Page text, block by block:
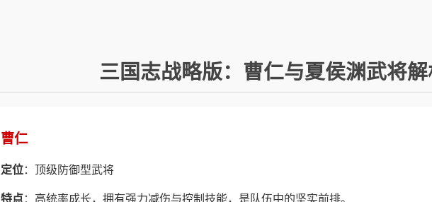
三国志战略版：曹仁与夏侯渊武将解
曹仁
定位：顶级防御型武将
特点：高统率成长，拥有强力减伤与控制技能，是队伍中的坚实前排。